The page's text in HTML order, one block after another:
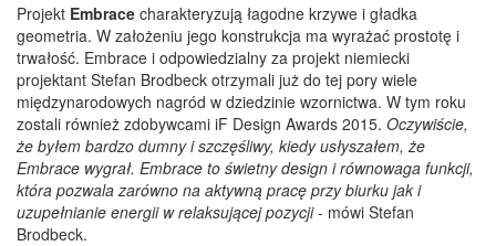
Projekt Embrace charakteryzują łagodne krzywe i gładka
geometria. W założeniu jego konstrukcja ma wyrażać prostotę i
trwałość. Embrace i odpowiedzialny za projekt niemiecki
projektant Stefan Brodbeck otrzymali już do tej pory wiele
międzynarodowych nagród w dziedzinie wzornictwa. W tym roku
zostali również zdobywcami iF Design Awards 2015. Oczywiście,
że byłem bardzo dumny i szczęśliwy, kiedy usłyszałem, że
Embrace wygrał. Embrace to świetny design i równowaga funkcji,
która pozwala zarówno na aktywną pracę przy biurku jak i
uzupełnianie energii w relaksującej pozycji - mówi Stefan
Brodbeck.